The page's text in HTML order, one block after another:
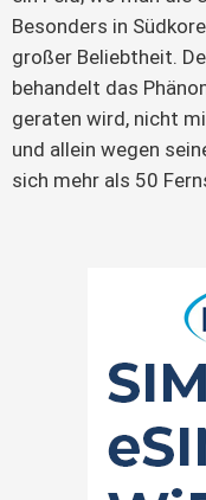
Besonders in
großer Beliebtheit.
behandelt das
geraten wird, nicht
und allein wegen
sich mehr als 50